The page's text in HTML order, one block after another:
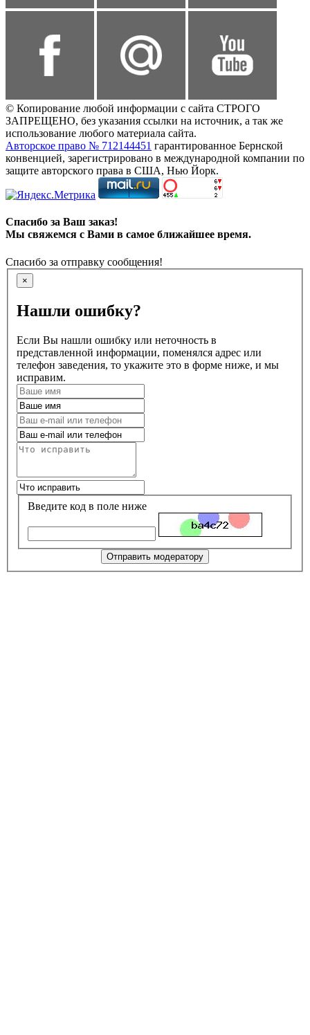
© Копирование любой информации с сайта СТРОГО
ЗАПРЕЩЕНО, без указания ссылки на источник, а так же
использование любого материала сайта.
Авторское право № 712144451 гарантированное Бернской
конвенцией, зарегистрировано в международной компании по
защите авторского права в США, Нью Йорк.
Спасибо за Ваш заказ!
Мы свяжемся с Вами в самое ближайшее время.
Спасибо за отправку сообщения!
×
Нашли ошибку?
Если Вы нашли ошибку или неточность в
представленной информации, поменялся адрес или
телефон заведения, то укажите это в форме ниже, и мы
исправим.
Введите код в поле ниже
Отправить модератору